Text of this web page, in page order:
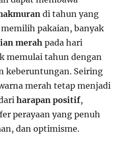
di tahun yang
pakaian, banyak
merah pada hari
memulai tahun dengan
keberuntungan. Seiring
merah tetap menjadi
harapan positif,
perayaan yang penuh
dan optimisme.